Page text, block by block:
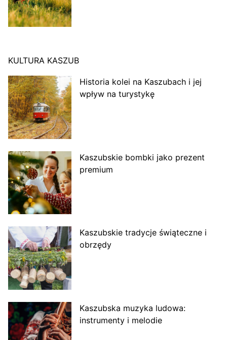
KULTURA KASZUB
Historia kolei na Kaszubach i jej
wpływ na turystykę
Kaszubskie bombki jako prezent
premium
Kaszubskie tradycje świąteczne i
obrzędy
Kaszubska muzyka ludowa:
instrumenty i melodie